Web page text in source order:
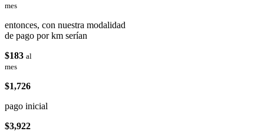
mes
entonces, con nuestra modalidad
de pago por km serían
$183 al
mes
$1,726
pago inicial
$3,922